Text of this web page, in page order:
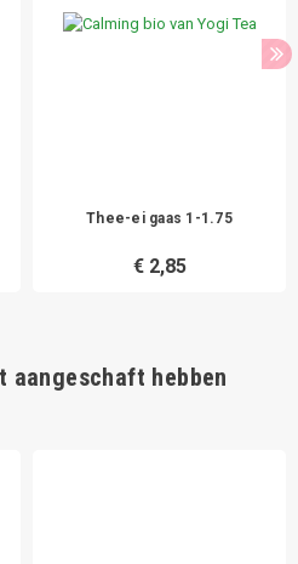
Thee-ei gaas 1-1.75
€ 2,85
aangeschaft hebben